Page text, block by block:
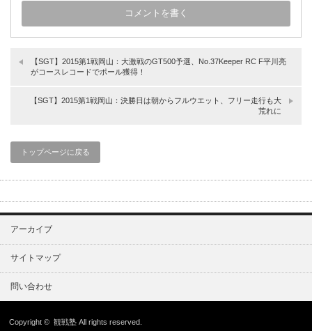
【SGT】2015第1戦岡山：大激戦のGT500予選、No.37Keeper RC F平川亮
がコースレコードでポール獲得！
【SGT】2015第1戦岡山：決勝日は朝からフルウエット、フリー走行も大
荒れに
トップページに戻る
アーカイブ
サイトマップ
問い合わせ
Copyright ©観戦塾 All rights reserved.